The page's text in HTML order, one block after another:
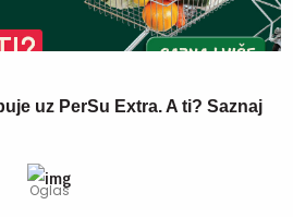
uz PerSu Extra. A ti? Saznaj